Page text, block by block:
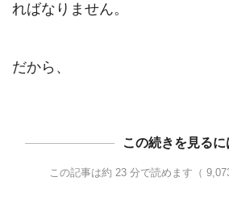
ればなりません。
この続きを見るに
この記事は約 23 分で読めます（